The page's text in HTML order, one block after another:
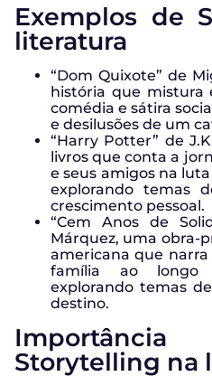
Exemplos de
literatura
“Dom Quixote” de
história que mistura
comédia e sátira
e desilusões de um
“Harry Potter” de
livros que conta a
e seus amigos na
explorando temas
crescimento pessoal.
“Cem Anos de
Márquez, uma obra-
americana que
família ao longo
explorando temas
destino.
Storytelling na